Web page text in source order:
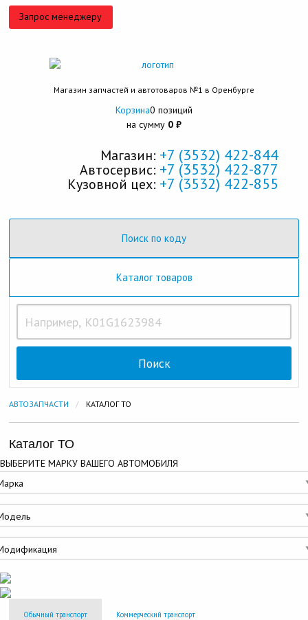
Запрос менеджеру
Магазин запчастей и автотоваров №1 в Оренбурге
Корзина0 позиций
на сумму 0 ₽
Магазин: +7 (3532) 422-844
Автосервис: +7 (3532) 422-877
Кузовной цех: +7 (3532) 422-855
Поиск по коду
Каталог товаров
АВТОЗАПЧАСТИ ТЕКУЩАЯ:
КАТАЛОГ ТО
Каталог ТО
ВЫБЕРИТЕ МАРКУ ВАШЕГО АВТОМОБИЛЯ
Обычный транспорт Коммерческий транспорт